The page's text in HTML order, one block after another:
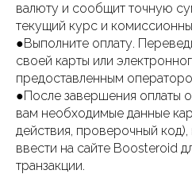
валюту и сообщит точную
текущий курс и
●Выполните оплату.
своей карты или
предоставленным
●После завершения оплаты
вам необходимые данные
действия, проверочный
ввести на сайте Boosteroid
транзакции.